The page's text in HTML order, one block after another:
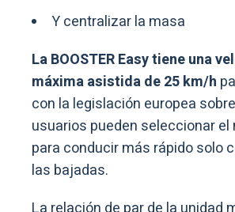
Y centralizar la masa
La BOOSTER Easy tiene una
máxima asistida de 25 km/h
con la legislación europea
usuarios pueden seleccionar el
para conducir más rápido solo
las bajadas.